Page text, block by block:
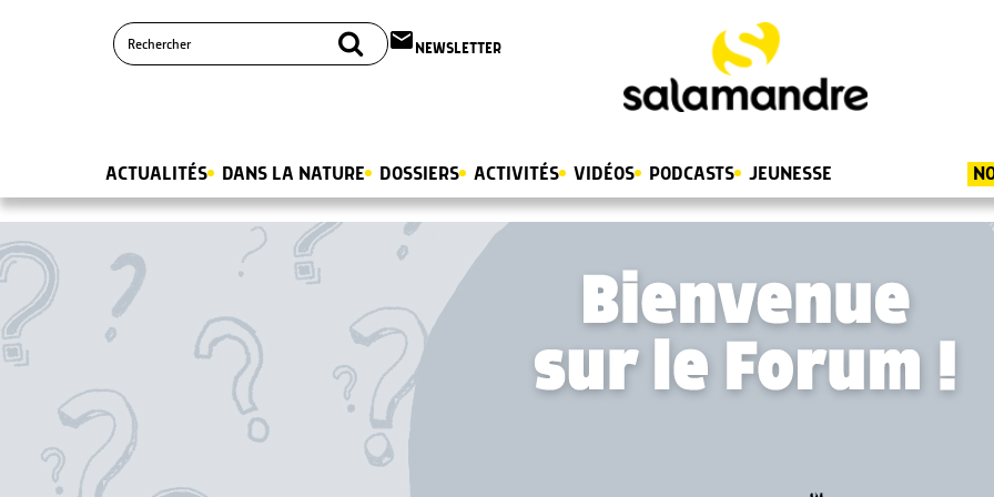
email NEWSLETTER
ACTUALITÉS DANS LA NATURE DOSSIERS ACTIVITÉS VIDÉOS PODCASTS JEUNESSE